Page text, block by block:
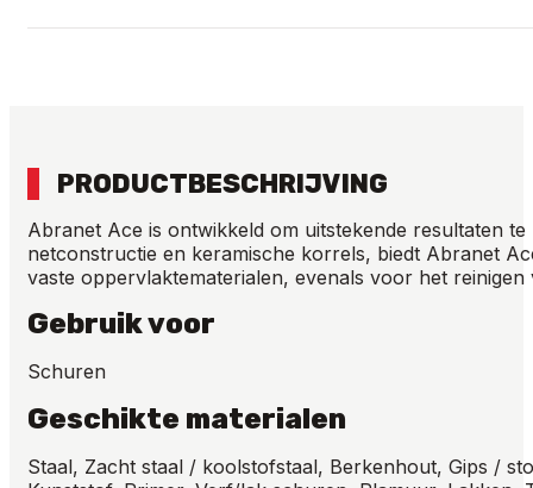
PRODUCTBESCHRIJVING
Abranet Ace is ontwikkeld om uitstekende resultaten
netconstructie en keramische korrels, biedt Abranet
vaste oppervlaktematerialen, evenals voor het
Gebruik voor
Schuren
Geschikte materialen
Staal, Zacht staal / koolstofstaal, Berkenhout, Gips /